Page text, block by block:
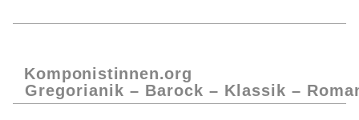
Komponistinnen.org
Gregorianik – Barock – Klassik –